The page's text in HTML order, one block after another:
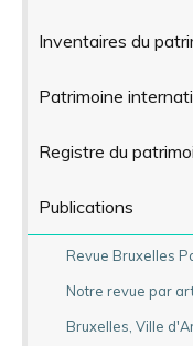
Inventaires du
Patrimoine
Registre du
Publications
Revue Bruxelles
Notre revue par
Bruxelles, Ville